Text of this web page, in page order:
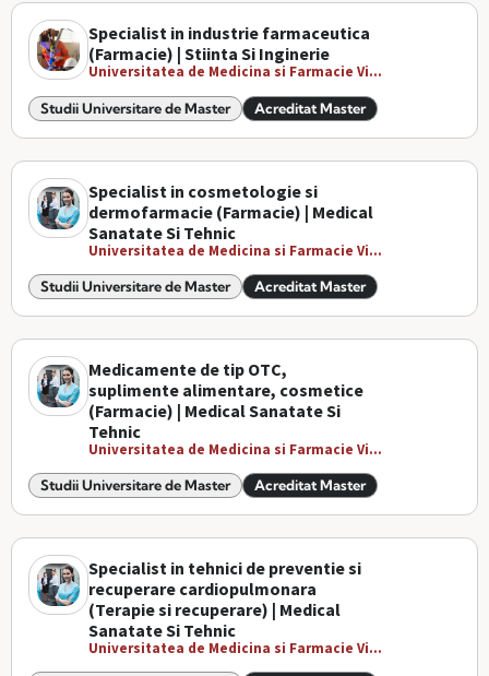
Specialist in industrie farmaceutica
(Farmacie) | Stiinta Si Inginerie
Universitatea de Medicina si Farmacie Vi...
Studii Universitare de Master Acreditat Master
Specialist in cosmetologie si
dermofarmacie (Farmacie) | Medical
Sanatate Si Tehnic
Universitatea de Medicina si Farmacie Vi...
Studii Universitare de Master Acreditat Master
Medicamente de tip OTC,
suplimente alimentare, cosmetice
(Farmacie) | Medical Sanatate Si
Tehnic
Universitatea de Medicina si Farmacie Vi...
Studii Universitare de Master Acreditat Master
Specialist in tehnici de preventie si
recuperare cardiopulmonara
(Terapie si recuperare) | Medical
Sanatate Si Tehnic
Universitatea de Medicina si Farmacie Vi...